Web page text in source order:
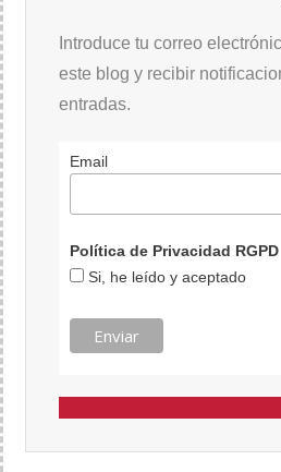
Introduce tu correo
este blog y recibir
entradas.
Email
Política de Privacidad RGPD
Si, he leído y aceptado